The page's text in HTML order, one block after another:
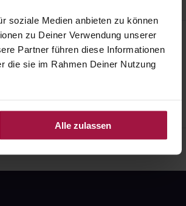
soziale Medien anbieten zu können
zu Deiner Verwendung unserer
Partner führen diese Informationen
die sie im Rahmen Deiner Nutzung
Alle zulassen